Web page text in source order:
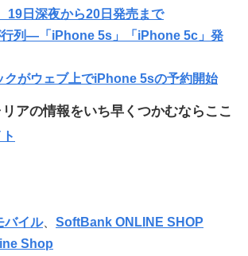
19日深夜から20日発売まで
行列—「iPhone 5s」「iPhone 5c」発
クがウェブ上でiPhone 5sの予約開始
アの情報をいち早くつかむならここ
バイル、 SoftBank ONLINE SHOP
Shop